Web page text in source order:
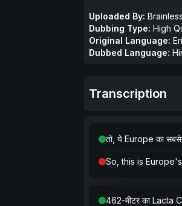
Uploaded By:
Dubbing Type: High
Original Language:
Dubbed Language:
Transcription
तो, ये Europe का
So, this is
462-मीटर का Lacta